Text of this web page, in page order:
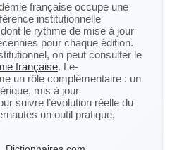
française occupe une
institutionnelle
le rythme de mise à jour
pour chaque édition.
on peut consulter le
française. Le-
un rôle complémentaire : un
mis à jour
suivre l’évolution réelle du
un outil pratique,